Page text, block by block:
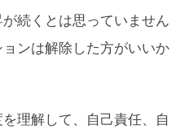
続くとは思っていません
ンは解除した方がいいか
理解して、自己責任、自